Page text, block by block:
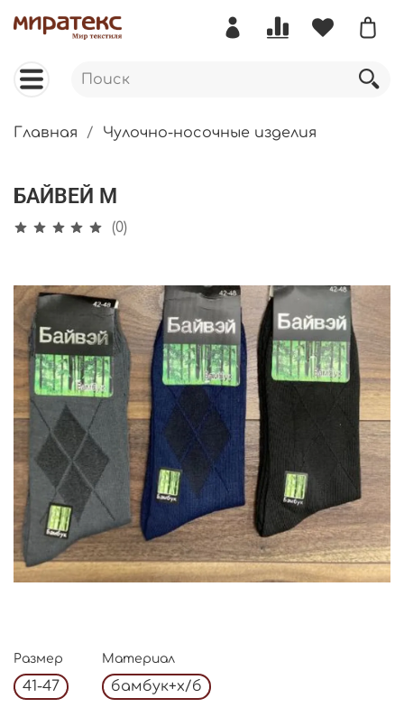
Главная Чулочно-носочные изделия
БАЙВЕЙ М
(0)
Размер
41-47
Материал
бамбук+х/б